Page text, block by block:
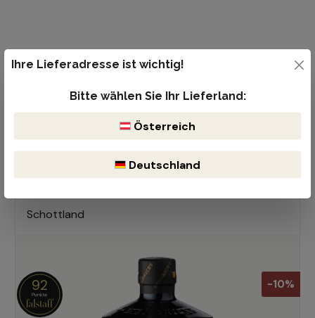
Schottland
-10%
92
Ihre Lieferadresse ist wichtig!
Bitte wählen Sie Ihr Lieferland:
Österreich
Deutschland